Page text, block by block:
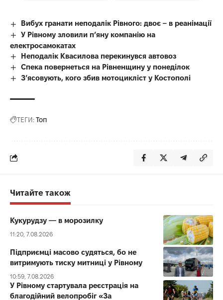
Вибух гранати неподалік Рівного: двоє – в реанімації
У Рівному зловили п’яну компанію на
електросамокатах
Неподалік Квасилова перекинувся автовоз
Спека повернеться на Рівненщину у понеділок
З’ясовують, кого збив мотоцикліст у Костополі
ТЕГИ: Топ
Читайте також
Кукурудзу — в морозилку
11:20, 7.08.2026
Підприємці масово судяться, бо не
витримують тиску митниці у Рівному
10:59, 7.08.2026
У Рівному стартувала реєстрація на
благодійний велопробіг «За